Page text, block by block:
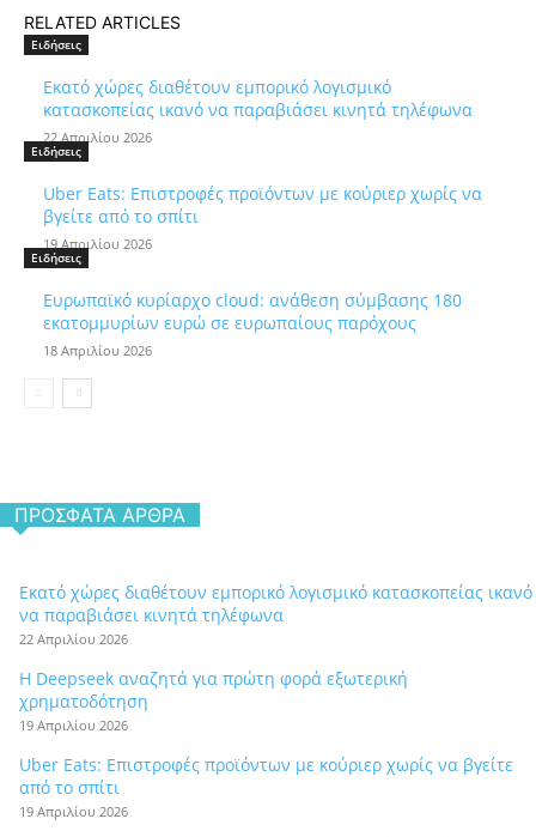
RELATED ARTICLES
Ειδήσεις
Εκατό χώρες διαθέτουν εμπορικό λογισμικό
κατασκοπείας ικανό να παραβιάσει κινητά τηλέφωνα
22 Απριλίου 2026
Ειδήσεις
Uber Eats: Επιστροφές προϊόντων με κούριερ χωρίς να
βγείτε από το σπίτι
19 Απριλίου 2026
Ειδήσεις
Ευρωπαϊκό κυρίαρχο cloud: ανάθεση σύμβασης 180
εκατομμυρίων ευρώ σε ευρωπαίους παρόχους
18 Απριλίου 2026
ΠΡΌΣΦΑΤΑ ΆΡΘΡΑ
Εκατό χώρες διαθέτουν εμπορικό λογισμικό κατασκοπείας ικανό
να παραβιάσει κινητά τηλέφωνα
22 Απριλίου 2026
Η Deepseek αναζητά για πρώτη φορά εξωτερική
χρηματοδότηση
19 Απριλίου 2026
Uber Eats: Επιστροφές προϊόντων με κούριερ χωρίς να βγείτε
από το σπίτι
19 Απριλίου 2026